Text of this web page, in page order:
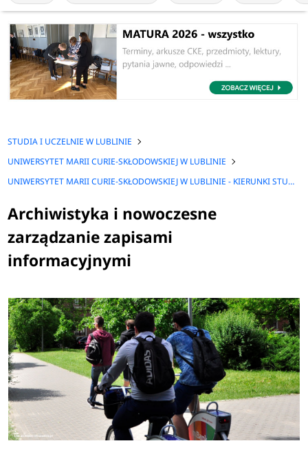
STUDIA I UCZELNIE W LUBLINIE
UNIWERSYTET MARII CURIE-SKŁODOWSKIEJ W LUBLINIE
UNIWERSYTET MARII CURIE-SKŁODOWSKIEJ W LUBLINIE - KIERUNKI STUDIÓW
Archiwistyka i nowoczesne
zarządzanie zapisami
informacyjnymi